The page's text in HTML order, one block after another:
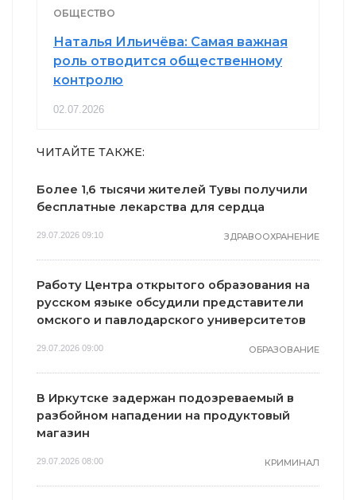
ОБЩЕСТВО
Наталья Ильичёва: Самая важная
роль отводится общественному
контролю
02.07.2026
ЧИТАЙТЕ ТАКЖЕ:
Более 1,6 тысячи жителей Тувы получили
бесплатные лекарства для сердца
29.07.2026 09:10 ЗДРАВООХРАНЕНИЕ
Работу Центра открытого образования на
русском языке обсудили представители
омского и павлодарского университетов
29.07.2026 09:00 ОБРАЗОВАНИЕ
В Иркутске задержан подозреваемый в
разбойном нападении на продуктовый
магазин
29.07.2026 08:00 КРИМИНАЛ